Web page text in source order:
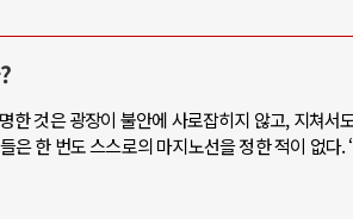
것은 광장이 불안에 사로잡히지 않고, 지쳐서
한 번도 스스로의 마지노선을 정한 적이 없다.